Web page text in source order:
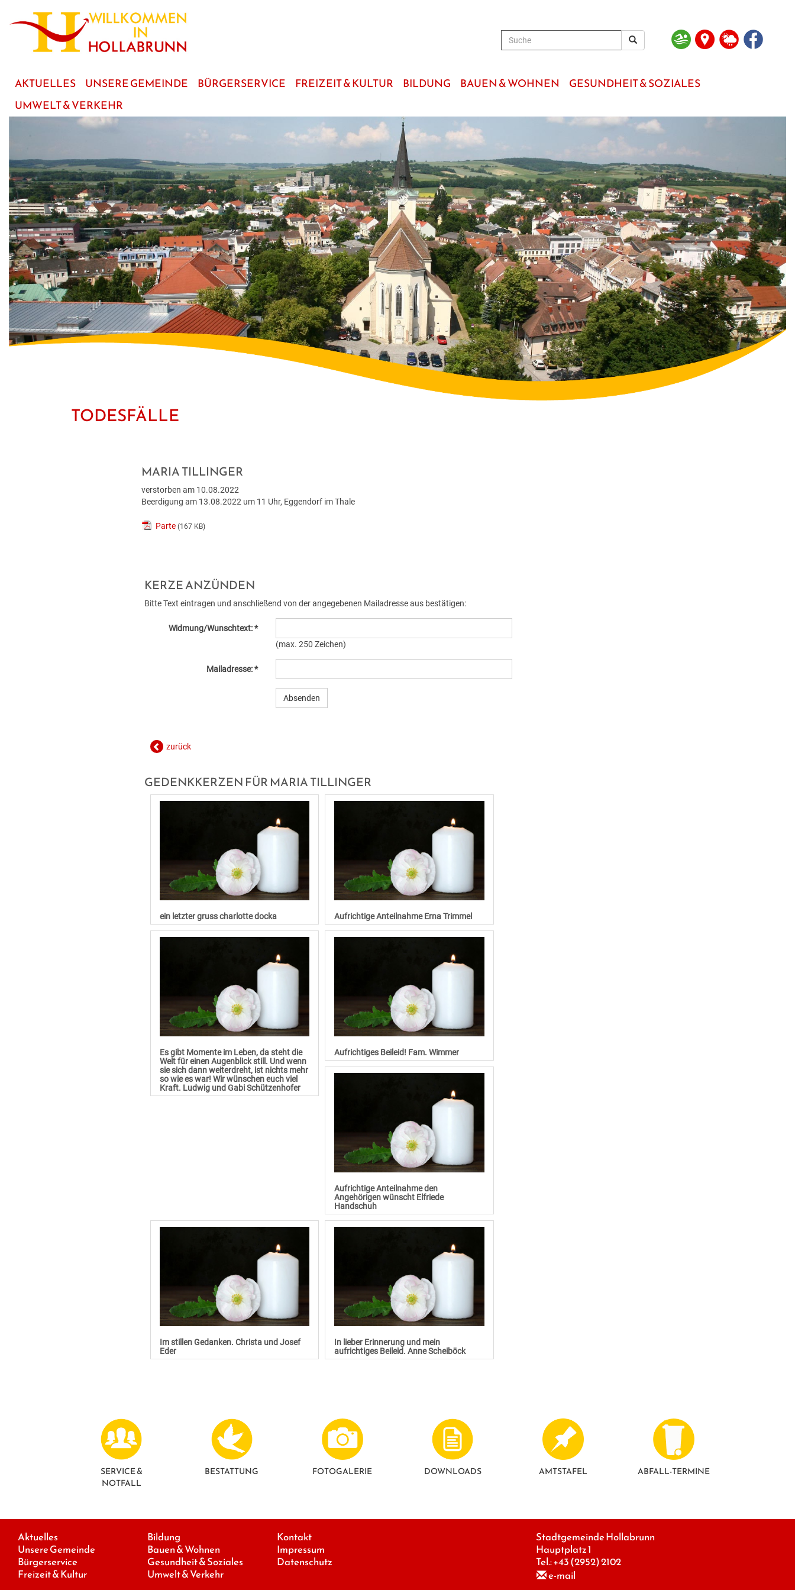
Hauptinhalt
AKTUELLES UNSERE GEMEINDE BÜRGERSERVICE FREIZEIT & KULTUR BILDUNG BAUEN & WOHNEN
GESUNDHEIT & SOZIALES
UMWELT & VERKEHR
TODESFÄLLE
MARIA TILLINGER
verstorben am 10.08.2022
Beerdigung am 13.08.2022 um 11 Uhr, Eggendorf im Thale
Parte (167 KB)
KERZE ANZÜNDEN
Bitte Text eintragen und anschließend von der angegebenen Mailadresse aus bestätigen:
Widmung/Wunschtext: *
(max. 250 Zeichen)
Mailadresse: *
zurück
GEDENKKERZEN FÜR MARIA TILLINGER
ein letzter gruss charlotte docka Aufrichtige Anteilnahme Erna Trimmel
Es gibt Momente im Leben, da steht die
Welt für einen Augenblick still. Und wenn
sie sich dann weiterdreht, ist nichts mehr
so wie es war! Wir wünschen euch viel
Kraft. Ludwig und Gabi Schützenhofer
Aufrichtiges Beileid! Fam. Wimmer
Aufrichtige Anteilnahme den
Angehörigen wünscht Elfriede
Handschuh
Im stillen Gedanken. Christa und Josef
Eder
In lieber Erinnerung und mein
aufrichtiges Beileid. Anne Scheiböck
SERVICE &
NOTFALL
BESTATTUNG FOTO­GALERIE DOWNLOADS AMTSTAFEL ABFALL-TERMINE
Aktuelles
Unsere Gemeinde
Bürgerservice
Freizeit & Kultur
Bildung
Bauen & Wohnen
Gesundheit & Soziales
Umwelt & Verkehr
Kontakt
Impressum
Datenschutz
Stadtgemeinde Hollabrunn
Hauptplatz 1
Tel.:+43 (2952) 2102
e-mail